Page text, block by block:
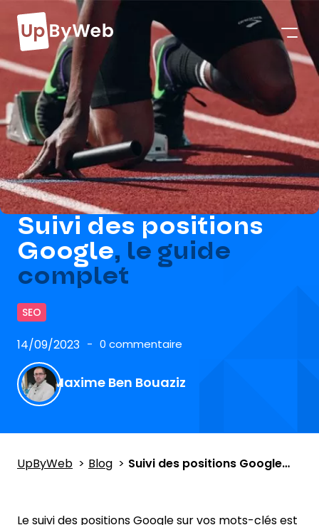
Suivi des positions
Google, le guide
complet
SEO
14/09/2023 0 commentaire
Maxime Ben Bouaziz
UpByWeb Blog Suivi des positions Google, le guide complet
Le suivi des positions Google sur vos mots-clés est